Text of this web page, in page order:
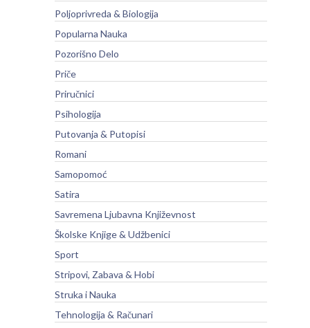
Poljoprivreda & Biologija
Popularna Nauka
Pozorišno Delo
Priče
Priručnici
Psihologija
Putovanja & Putopisi
Romani
Samopomoć
Satira
Savremena Ljubavna Književnost
Školske Knjige & Udžbenici
Sport
Stripovi, Zabava & Hobi
Struka i Nauka
Tehnologija & Računari